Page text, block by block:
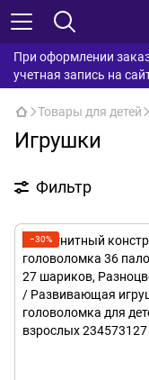
При оформлении
учетная запись на
Товары для детей
Игрушки
Фильтр
−30%